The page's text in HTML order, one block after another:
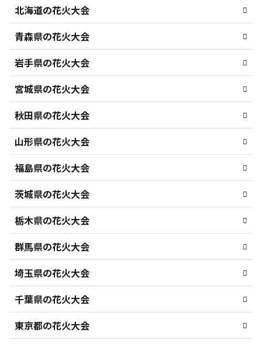
北海道の花火大会
青森県の花火大会
岩手県の花火大会
宮城県の花火大会
秋田県の花火大会
山形県の花火大会
福島県の花火大会
茨城県の花火大会
栃木県の花火大会
群馬県の花火大会
埼玉県の花火大会
千葉県の花火大会
東京都の花火大会